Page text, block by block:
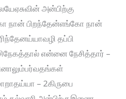
அன்பிற்கு
பிறந்தேன்எங்கோ நான்
தப்பி
என்னை நேசித்தார் –
– 2கிருபை